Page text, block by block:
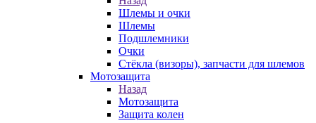
Шлемы и очки
Шлемы
Подшлемники
Очки
Стёкла (визоры), запчасти для шлемов
Мотозащита
Назад
Мотозащита
Защита колен